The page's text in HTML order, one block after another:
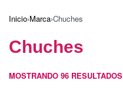
Inicio›Marca›Chuches
Chuches
MOSTRANDO 96 RESULTADOS